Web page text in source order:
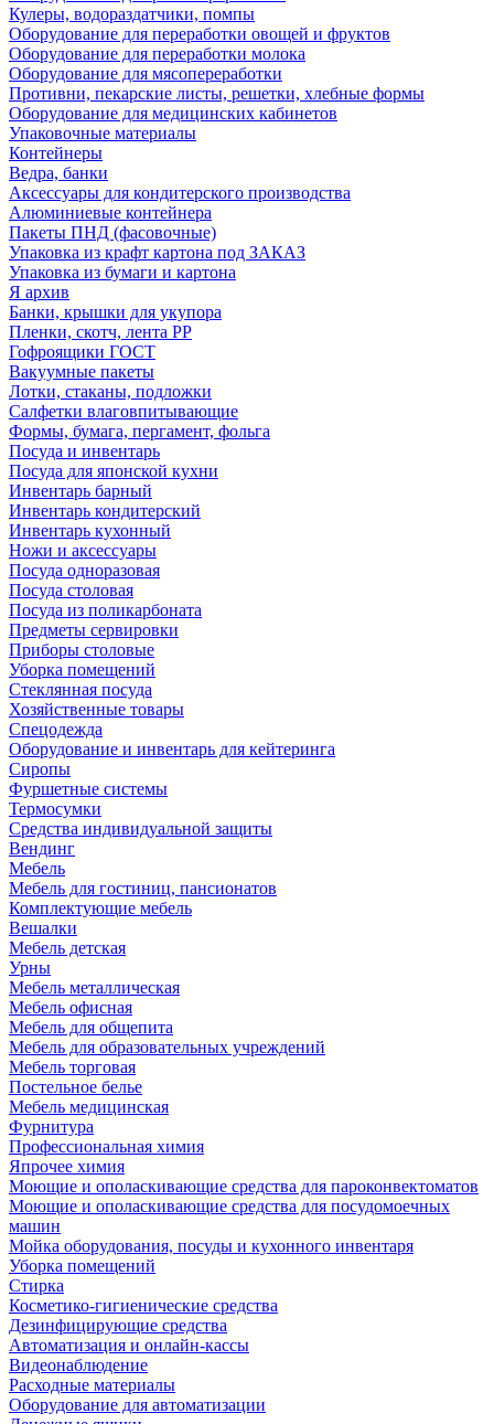
Кулеры, водораздатчики, помпы
Оборудование для переработки овощей и фруктов
Оборудование для переработки молока
Оборудование для мясопереработки
Противни, пекарские листы, решетки, хлебные формы
Оборудование для медицинских кабинетов
Упаковочные материалы
Контейнеры
Ведра, банки
Аксессуары для кондитерского производства
Алюминиевые контейнера
Пакеты ПНД (фасовочные)
Упаковка из крафт картона под ЗАКАЗ
Упаковка из бумаги и картона
Я архив
Банки, крышки для укупора
Пленки, скотч, лента РР
Гофроящики ГОСТ
Вакуумные пакеты
Лотки, стаканы, подложки
Салфетки влаговпитывающие
Формы, бумага, пергамент, фольга
Посуда и инвентарь
Посуда для японской кухни
Инвентарь барный
Инвентарь кондитерский
Инвентарь кухонный
Ножи и аксессуары
Посуда одноразовая
Посуда столовая
Посуда из поликарбоната
Предметы сервировки
Приборы столовые
Уборка помещений
Стеклянная посуда
Хозяйственные товары
Спецодежда
Оборудование и инвентарь для кейтеринга
Сиропы
Фуршетные системы
Термосумки
Средства индивидуальной защиты
Вендинг
Мебель
Мебель для гостиниц, пансионатов
Комплектующие мебель
Вешалки
Мебель детская
Урны
Мебель металлическая
Мебель офисная
Мебель для общепита
Мебель для образовательных учреждений
Мебель торговая
Постельное белье
Мебель медицинская
Фурнитура
Профессиональная химия
Япрочее химия
Моющие и ополаскивающие средства для пароконвектоматов
Моющие и ополаскивающие средства для посудомоечных
машин
Мойка оборудования, посуды и кухонного инвентаря
Уборка помещений
Стирка
Косметико-гигиенические средства
Дезинфицирующие средства
Автоматизация и онлайн-кассы
Видеонаблюдение
Расходные материалы
Оборудование для автоматизации